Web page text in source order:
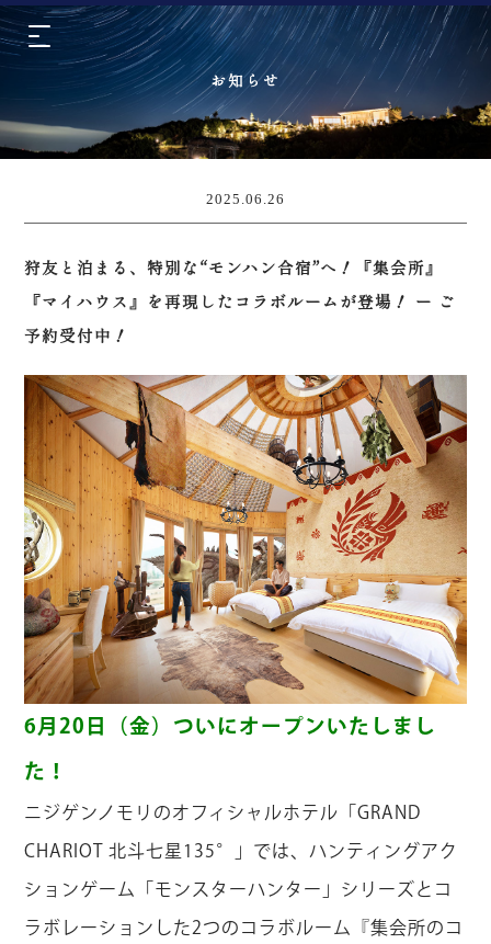
お知らせ
2025.06.26
狩友と泊まる、特別な“モンハン合宿”へ！『集会所』
『マイハウス』を再現したコラボルームが登場！ ー ご
予約受付中！
6月20日（金）ついにオープンいたしまし
た！
ニジゲンノモリのオフィシャルホテル「GRAND
CHARIOT 北斗七星135°」では、ハンティングアク
ションゲーム「モンスターハンター」シリーズとコ
ラボレーションした2つのコラボルーム『集会所のコ